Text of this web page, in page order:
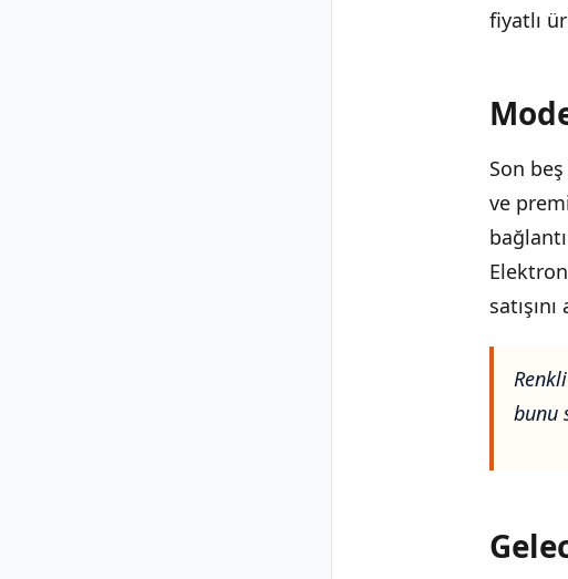
fiyatlı
Son
ve
satışını
bunu